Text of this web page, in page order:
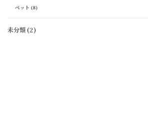
ペット (8)
未分類 (2)